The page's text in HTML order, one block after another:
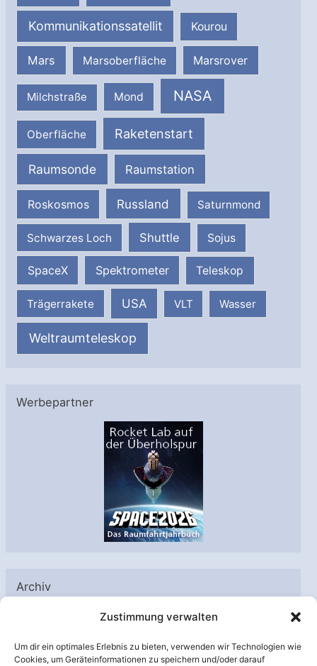
Zustimmung verwalten
Um dir ein optimales Erlebnis zu bieten, verwenden wir Technologien wie
Cookies, um Geräteinformationen zu speichern und/oder darauf
Kommunikationssatellit Kourou
Mars Marsoberfläche Marsrover
Milchstraße Mond NASA
Oberfläche Raketenstart
Raumsonde Raumstation
Roskosmos Russland Saturnmond
Schwarzes Loch Shuttle Sojus
SpaceX Spektrometer Teleskop
Trägerrakete USA VLT Wasser
Weltraumteleskop
Werbepartner
Archiv
c